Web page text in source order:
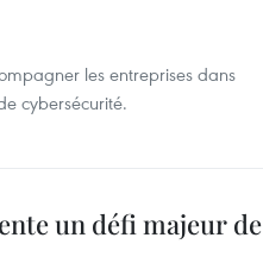
les entreprises dans
cybersécurité.
un défi majeur de